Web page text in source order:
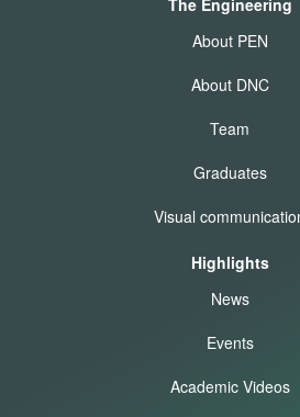
About PEN
About DNC
Team
Graduates
Visual
Highlights
News
Events
Academic Videos